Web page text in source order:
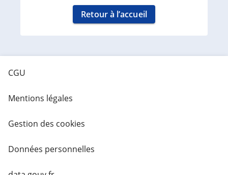
Retour à l’accueil
CGU
Mentions légales
Gestion des cookies
Données personnelles